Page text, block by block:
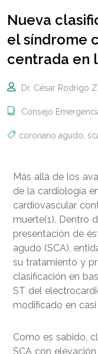
Nueva
el síndrome
centrada en
Dr. César Rodrigo
Consejo
coronario agudo
Más allá de los
de la cardiología
cardiovascular
muerte(1). Dentro
presentación de
agudo (SCA),
su tratamiento y
clasificación en
ST del
modificado en casi
Como es sabido,
SCA con